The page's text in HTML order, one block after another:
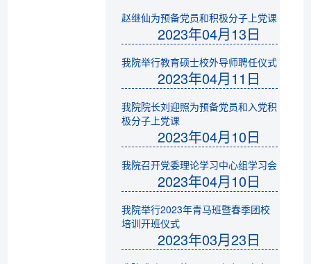
赵继仙为预备党员和积极分子上党课
2023年04月13日
我院举行教育硕士校外导师聘任仪式
2023年04月11日
我院院长刘迎照为预备党员和入党积
极分子上党课
2023年04月10日
我院召开党委理论学习中心组学习会
2023年04月10日
我院举行2023年青马班暨春季团校
培训开班仪式
2023年03月23日